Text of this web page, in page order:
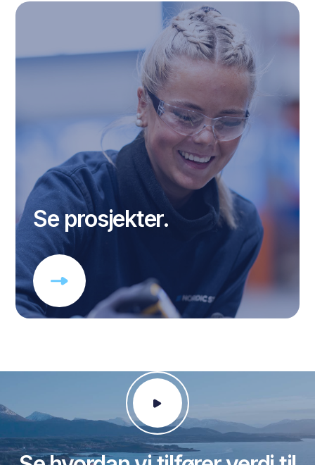
Se prosjekter.